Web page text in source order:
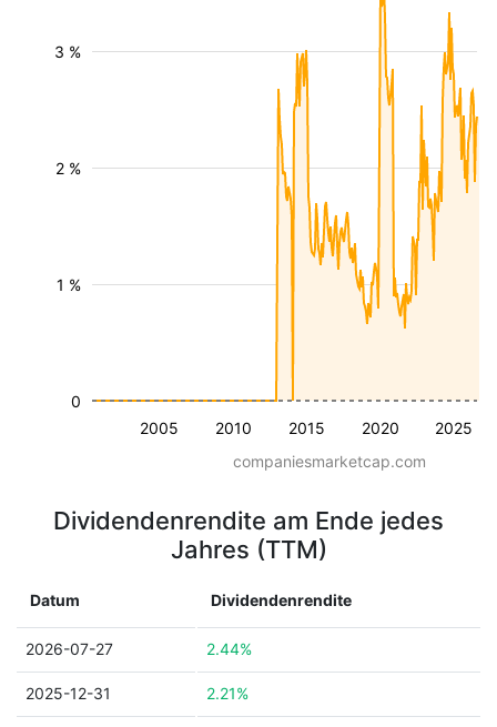
2005 2010 2015 2020 2025
1 %
2 %
3 %
0
companiesmarketcap.com
Dividendenrendite am Ende jedes
Jahres (TTM)
Datum Dividendenrendite
2026-07-27 2.44%
2025-12-31 2.21%